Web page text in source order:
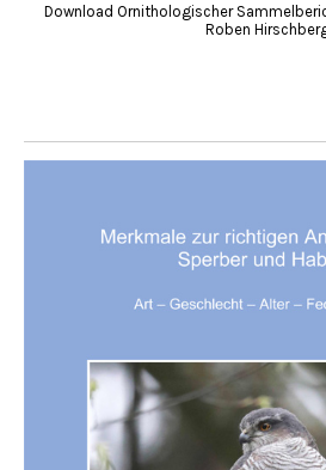
Download Ornithologischer
Roben